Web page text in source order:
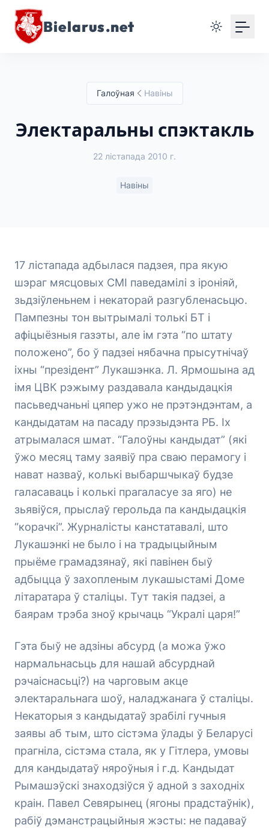
Bielarus.net
Галоўная Навіны
Электаральны спэктакль
22 лістапада 2010 г.
Навіны
17 лістапада адбылася падзея, пра якую
шэраг мясцовых СМІ паведамілі з іроніяй,
зьдзіўленьнем і некаторай разгубленасьцю.
Пампезны тон вытрымалі толькі БТ і
афіцыёзныя газэты, але ім гэта “по штату
положено”, бо ў падзеі нябачна прысутнічаў
іхны “презідент” Лукашэнка. Л. Ярмошына ад
імя ЦВК рэжыму раздавала кандыдацкія
пасьведчаньні цяпер ужо не прэтэндэнтам, а
кандыдатам на пасаду прэзыдэнта РБ. Іх
атрымалася шмат. “Галоўны кандыдат” (які
ўжо месяц таму заявіў пра сваю перамогу і
нават назваў, колькі выбаршчыкаў будзе
галасаваць і колькі прагаласуе за яго) не
зьявіўся, прыслаў герольда па кандыдацкія
“корачкі”. Журналісты канстатавалі, што
Лукашэнкі не было і на традыцыйным
прыёме грамадзянаў, які павінен быў
адбыцца ў захопленым лукашыстамі Доме
літаратара ў сталіцы. Тут такія падзеі, а
баярам трэба зноў крычаць “Укралі царя!”
Гэта быў не адзіны абсурд (а можа ўжо
нармальнасьць для нашай абсурднай
рэчаіснасьці?) на чарговым акце
электаральнага шоў, наладжанага ў сталіцы.
Некаторыя з кандыдатаў зрабілі гучныя
заявы аб тым, што сістэма ўлады ў Беларусі
прагніла, сістэма стала, як у Гітлера, умовы
для кандыдатаў няроўныя і г.д. Кандыдат
Рымашэўскі знаходзіўся ў адной з заходніх
краін. Павел Севярынец (ягоны прадстаўнік),
рабіў дэманстрацыйныя жэсты: не падаваў